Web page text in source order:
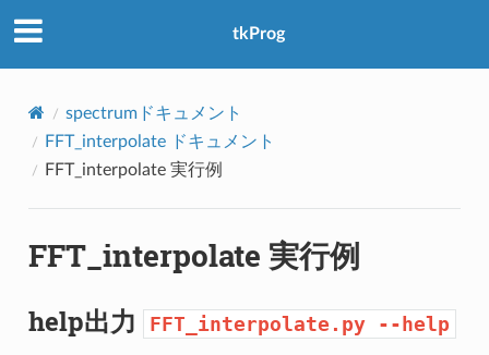
tkProg
spectrumドキュメント
FFT_interpolate ドキュメント
FFT_interpolate 実行例
FFT_interpolate 実行例
help出力 FFT_interpolate.py --help
アクセス数：0